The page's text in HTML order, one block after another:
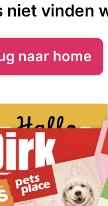
niet vinden
naar home